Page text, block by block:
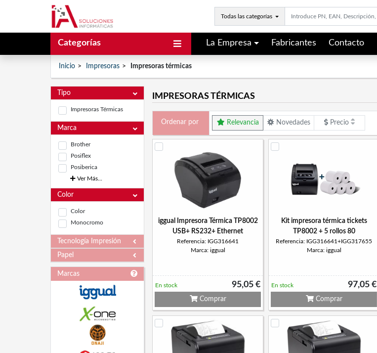
Todas las categorías
Categorías La Empresa Fabricantes Contacto
Inicio Impresoras Impresoras térmicas
Tipo
Impresoras Térmicas
Marca
Brother
Posiflex
Posiberica
Ver Más...
Color
Color
Monocromo
Tecnología Impresión
Papel
Marcas
IMPRESORAS TÉRMICAS
Ordenar por Relevancia Novedades Precio
iggual Impresora Térmica TP8002
USB+ RS232+ Ethernet
Referencia: IGG316641
Marca: iggual
95,05 €
En stock
Comprar
Kit impresora térmica tickets
TP8002 + 5 rollos 80
Referencia: IGG316641+IGG317655
Marca: iggual
97,05 €
En stock
Comprar